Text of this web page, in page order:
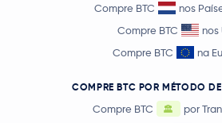
Compre BTC
nos
Compre BTC
nos
Compre BTC
na
COMPRE BTC POR MÉTODO
Compre BTC
por